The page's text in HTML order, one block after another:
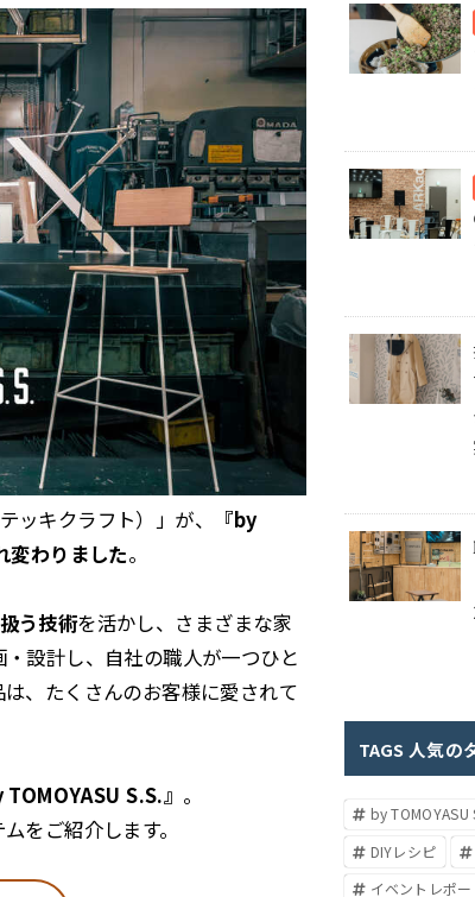
ッキクラフト）」が、
『by
変わりました。
う技術を活かし、さまざまな家
設計し、自社の職人が一つひと
、たくさんのお客様に愛されて
S.S.』 。
をご紹介します。
TAGS 人気の
by TOMOYASU
DIYレシピ
イベントレポー